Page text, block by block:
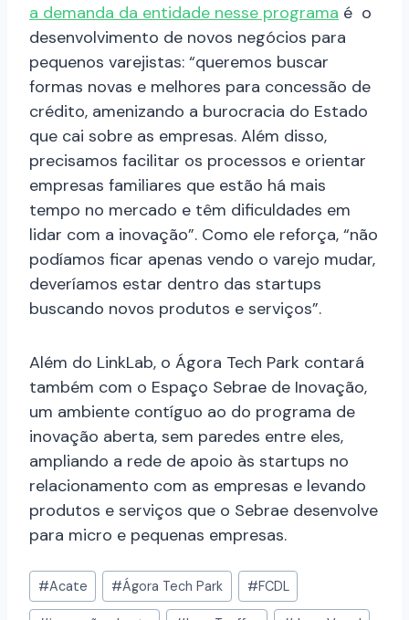
a demanda da entidade nesse programa é o
desenvolvimento de novos negócios para
pequenos varejistas: “queremos buscar
formas novas e melhores para concessão de
crédito, amenizando a burocracia do Estado
que cai sobre as empresas. Além disso,
precisamos facilitar os processos e orientar
empresas familiares que estão há mais
tempo no mercado e têm dificuldades em
lidar com a inovação”. Como ele reforça, “não
podíamos ficar apenas vendo o varejo mudar,
deveríamos estar dentro das startups
buscando novos produtos e serviços”.
Além do LinkLab, o Ágora Tech Park contará
também com o Espaço Sebrae de Inovação,
um ambiente contíguo ao do programa de
inovação aberta, sem paredes entre eles,
ampliando a rede de apoio às startups no
relacionamento com as empresas e levando
produtos e serviços que o Sebrae desenvolve
para micro e pequenas empresas.
#Acate #Ágora Tech Park #FCDL